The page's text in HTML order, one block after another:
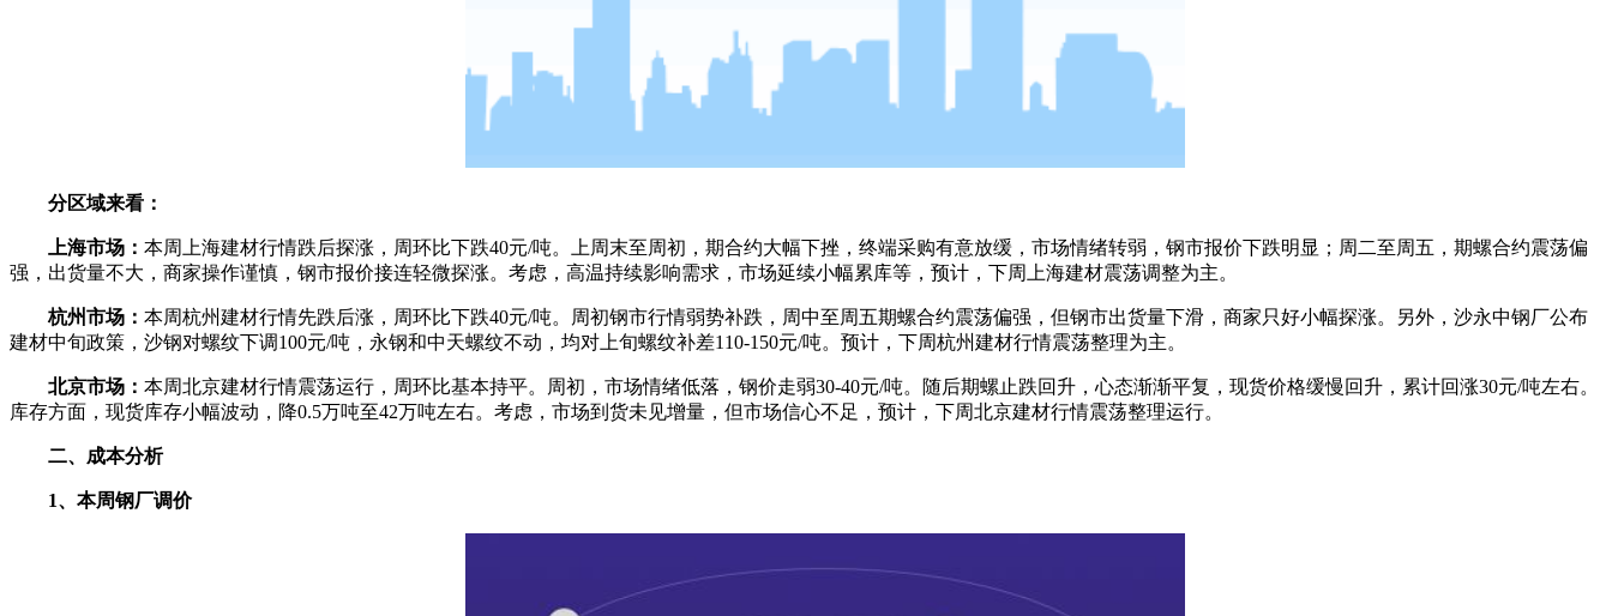
分区域来看：
上海市场： 本周上海建材行情跌后探涨，周环比下跌40元/吨。上周末至周初，期合约大幅下挫，终端采购有意放缓，市场情绪转弱，钢市报价下跌明显；周二至周五，期螺合约震荡偏
强，出货量不大，商家操作谨慎，钢市报价接连轻微探涨。考虑，高温持续影响需求，市场延续小幅累库等，预计，下周上海建材震荡调整为主。
杭州市场： 本周杭州建材行情先跌后涨，周环比下跌40元/吨。周初钢市行情弱势补跌，周中至周五期螺合约震荡偏强，但钢市出货量下滑，商家只好小幅探涨。另外，沙永中钢厂公布
建材中旬政策，沙钢对螺纹下调100元/吨，永钢和中天螺纹不动，均对上旬螺纹补差110-150元/吨。预计，下周杭州建材行情震荡整理为主。
北京市场： 本周北京建材行情震荡运行，周环比基本持平。周初，市场情绪低落，钢价走弱30-40元/吨。随后期螺止跌回升，心态渐渐平复，现货价格缓慢回升，累计回涨30元/吨左右。
库存方面，现货库存小幅波动，降0.5万吨至42万吨左右。考虑，市场到货未见增量，但市场信心不足，预计，下周北京建材行情震荡整理运行。
二、成本分析
1、本周钢厂调价